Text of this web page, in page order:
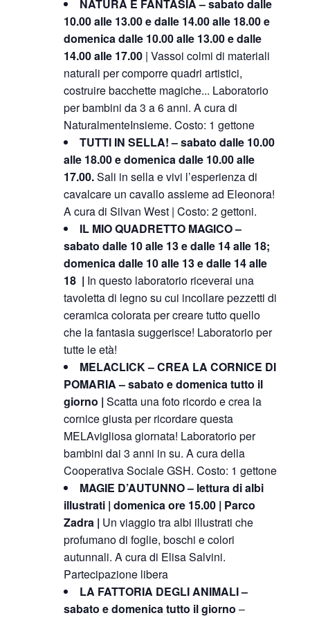
NATURA E FANTASIA – sabato dalle
10.00 alle 13.00 e dalle 14.00 alle 18.00 e
domenica dalle 10.00 alle 13.00 e dalle
14.00 alle 17.00 | Vassoi colmi di materiali
naturali per comporrequadri artistici,
costruire bacchette magiche... Laboratorio
per bambini da 3 a 6 anni. A cura di
NaturalmenteInsieme. Costo: 1 gettone
TUTTI IN SELLA! – sabato dalle 10.00
alle 18.00 e domenica dalle 10.00 alle
17.00.Sali in sella e vivi l’esperienza di
cavalcare un cavallo assieme ad Eleonora!
A cura di Silvan West | Costo: 2 gettoni.
IL MIO QUADRETTO MAGICO –
sabato dalle 10 alle 13 e dalle 14 alle 18;
domenica dalle 10 alle 13 e dalle 14 alle
18 | In questo laboratorio riceverai una
tavoletta di legno su cui incollarepezzetti di
ceramica colorataper creare tutto quello
che la fantasia suggerisce! Laboratorio per
tutte le età!
MELACLICK – CREA LA CORNICE DI
POMARIA – sabato e domenica tutto il
giorno | Scatta una foto ricordo ecrea la
cornicegiusta per ricordare questa
MELAvigliosa giornata! Laboratorio per
bambini dai 3 anni in su. A cura della
Cooperativa Sociale GSH. Costo: 1 gettone
MAGIE D’AUTUNNO – lettura di albi
illustrati | domenica ore 15.00 | Parco
Zadra | Un viaggio traalbi illustrati che
profumano di foglie, boschi e colori
autunnali. A cura di Elisa Salvini.
Partecipazione libera
LA FATTORIA DEGLI ANIMALI –
sabato e domenica tutto il giorno –